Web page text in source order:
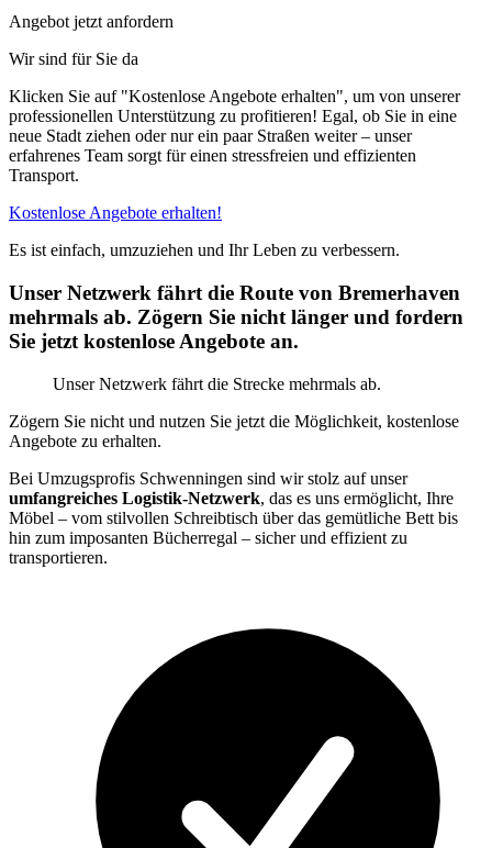
Angebot jetzt anfordern
Wir sind für Sie da
Klicken Sie auf "Kostenlose Angebote erhalten", um von unserer
professionellen Unterstützung zu profitieren! Egal, ob Sie in eine
neue Stadt ziehen oder nur ein paar Straßen weiter – unser
erfahrenes Team sorgt für einen stressfreien und effizienten
Transport.
Kostenlose Angebote erhalten!
Es ist einfach, umzuziehen und Ihr Leben zu verbessern.
Unser Netzwerk fährt die Route von Bremerhaven
mehrmals ab. Zögern Sie nicht länger und fordern
Sie jetzt kostenlose Angebote an.
Unser Netzwerk fährt die Strecke mehrmals ab.
Zögern Sie nicht und nutzen Sie jetzt die Möglichkeit, kostenlose
Angebote zu erhalten.
Bei Umzugsprofis Schwenningen sind wir stolz auf unser
umfangreiches Logistik-Netzwerk, das es uns ermöglicht, Ihre
Möbel – vom stilvollen Schreibtisch über das gemütliche Bett bis
hin zum imposanten Bücherregal – sicher und effizient zu
transportieren.